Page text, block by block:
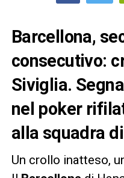
Barcellona,
consecutivo:
Siviglia.
nel poker
alla squadra
Un crollo inatteso,